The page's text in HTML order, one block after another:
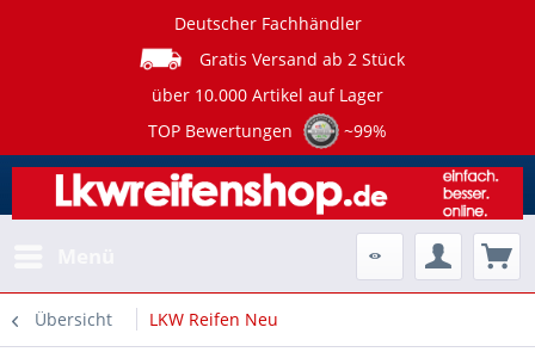
Deutscher Fachhändler
Gratis Versand ab 2 Stück
über 10.000 Artikel auf Lager
TOP Bewertungen
~99%
Übersicht LKW Reifen Neu